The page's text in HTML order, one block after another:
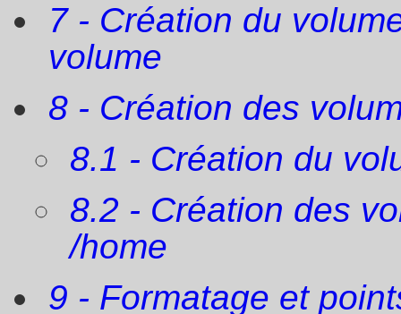
7 - Création du
volume
8 - Création des
8.1 - Création du
8.2 - Création des
/home
9 - Formatage et